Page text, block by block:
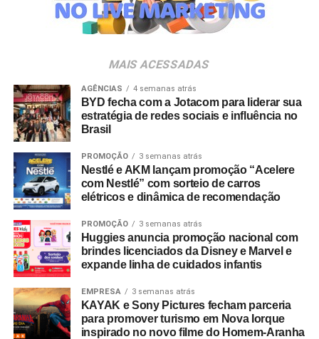
Villa Lobos.
Para ingressar no programa e participar do sorteio, os
Shopping Villa Lobos, efetuar o cadastro e enviar
comprovantes fiscais de qualquer valor. O regulamento
completo está disponível no site do empreendimento.
MAIS ACESSADAS
AGÊNCIAS 4 semanas atrás
BYD fecha com a Jotacom para liderar sua
estratégia de redes sociais e influência no
Brasil
PROMOÇÃO 3 semanas atrás
Nestlé e AKM lançam promoção “Acelere
com Nestlé” com sorteio de carros
elétricos e dinâmica de recomendação
PROMOÇÃO 3 semanas atrás
Huggies anuncia promoção nacional com
brindes licenciados da Disney e Marvel e
expande linha de cuidados infantis
EMPRESA 3 semanas atrás
KAYAK e Sony Pictures fecham parceria
para promover turismo em Nova Iorque
inspirado no novo filme do Homem-Aranha